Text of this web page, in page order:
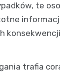
te
trafia